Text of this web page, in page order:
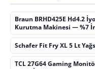
Braun BRHD425E Hd4.2
Kurutma Makinesi — %7
Schafer Fit Fry XL 5 Lt
TCL 27G64 Gaming